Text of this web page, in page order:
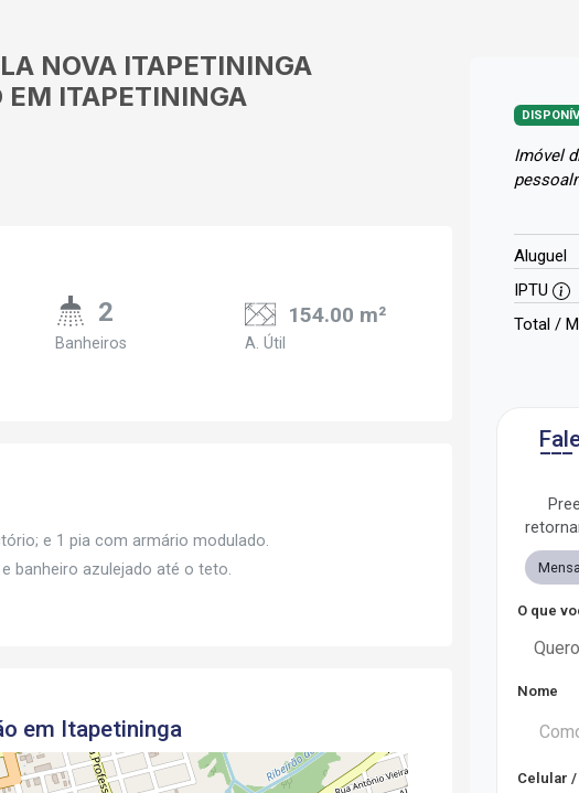
NOVA ITAPETININGA
EM ITAPETININGA
2
Banheiros
154.00 m²
A. Útil
e 1 pia com armário modulado.
banheiro azulejado até o teto.
em Itapetininga
Imóvel
Aluguel
IPTU
Total /
O que
Nome
Celular /